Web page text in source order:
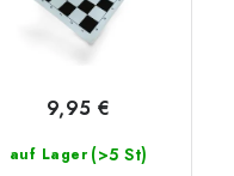
auf Lager (>5 St)
9,95 €